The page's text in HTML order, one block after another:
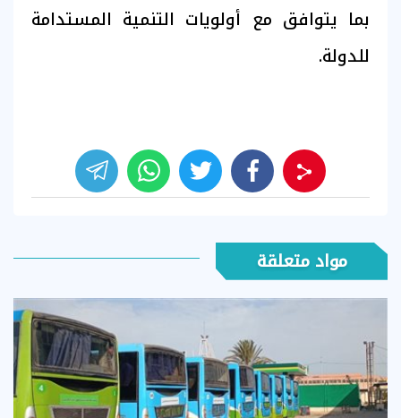
بما يتوافق مع أولويات التنمية المستدامة
للدولة.
مواد متعلقة